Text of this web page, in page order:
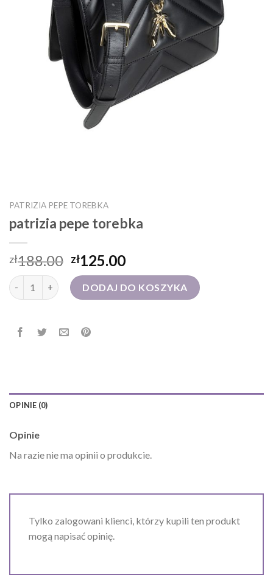
PATRIZIA PEPE TOREBKA
patrizia pepe torebka
zł188.00 zł125.00
ilość patrizia pepe torebkaDODAJ DO KOSZYKA
OPINIE (0)
Opinie
Na razie nie ma opinii o produkcie.
Tylko zalogowani klienci, którzy kupili ten produkt
mogą napisać opinię.